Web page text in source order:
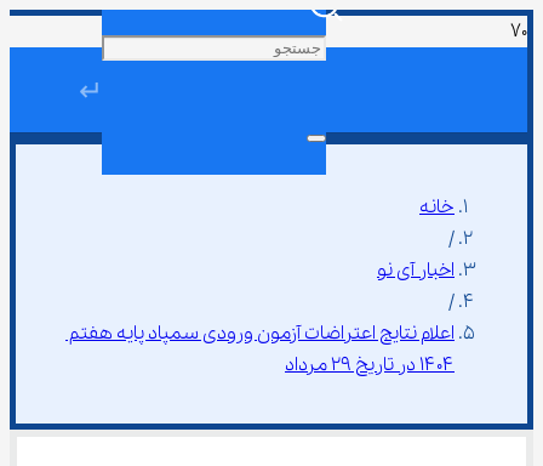
↵
خانه
/
اخبار آی نو
/
اعلام نتایج اعتراضات آزمون ورودی سمپاد پایه هفتم
۱۴۰۴ در تاریخ ۲۹ مرداد